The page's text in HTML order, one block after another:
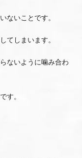
ないことです。
てしまいます。
ないように噛み合わ
す。